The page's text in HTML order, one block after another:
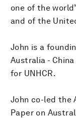
one of the
and of the
John is a
Australia -
for UNHCR.
John co-led the
Paper on